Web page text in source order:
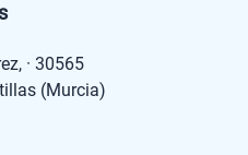
· 30565
(Murcia)